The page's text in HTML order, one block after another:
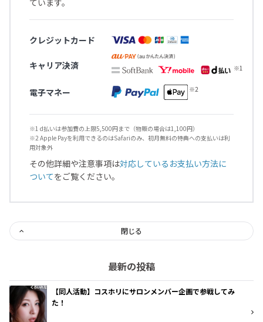
クレジットカード
キャリア決済
電子マネー
※1 d払いは参加費の上限5,500円まで（物販の場合は1,100円）
※2 Apple Payを利用できるのはSafariのみ、初月無料の特典への支払いは利
用対象外
その他詳細や注意事項は対応しているお支払い方法に
ついてをご覧ください。
閉じる
最新の投稿
【同人活動】コスホリにサロンメンバー企画で参戦してみ
た！